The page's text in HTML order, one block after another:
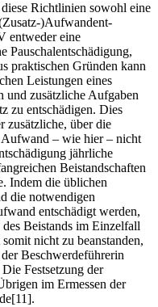
Richtlinien sowohl eine
)Aufwandent­
entweder eine
Pauschalentschädigung,
praktischen Gründen kann
Leistungen eines
und zusätzliche Aufgaben
zu entschädigen. Dies
zusätzliche, über die
Aufwand – wie hier – nicht
jährliche
Beistandschaften
Indem die üblichen
die notwendigen
entschädigt werden,
Beistands im Einzelfall
nicht zu beanstanden,
Beschwerdeführerin
Festsetzung der
im Ermessen der